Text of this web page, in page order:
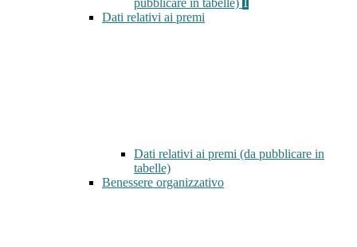
pubblicare in tabelle)
Dati relativi ai premi
Dati relativi ai premi (da pubblicare in
tabelle)
Benessere organizzativo